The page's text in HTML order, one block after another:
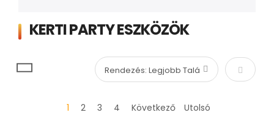
KERTI PARTY ESZKÖZÖK
1 2 3 4 Következő Utolsó